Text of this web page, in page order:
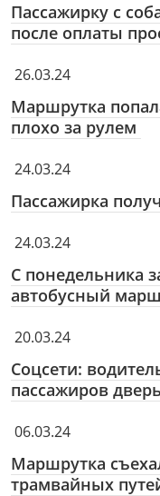
Пассажирку с
после оплаты
26.03.24
Маршрутка
плохо за рулем
24.03.24
Пассажирка
24.03.24
С понедельника
автобусный
20.03.24
Соцсети:
пассажиров
06.03.24
Маршрутка
трамвайных